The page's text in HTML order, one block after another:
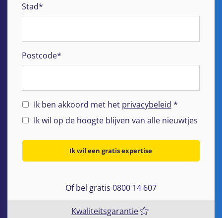
Stad*
Postcode*
Ik ben akkoord met het privacybeleid *
Ik wil op de hoogte blijven van alle nieuwtjes
Ik wil een gratis expertise
Of bel gratis 0800 14 607
Kwaliteitsgarantie